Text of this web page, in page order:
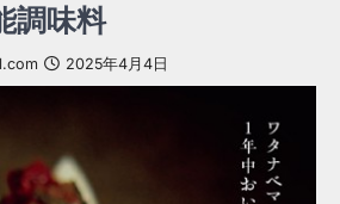
調味料
2025年4月4日